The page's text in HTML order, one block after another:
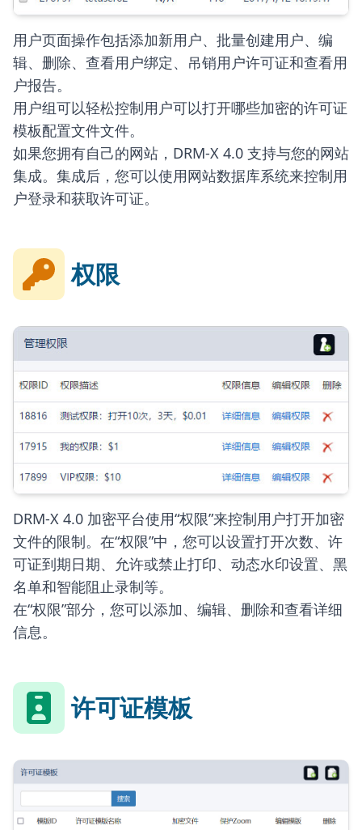
用户页面操作包括添加新用户、批量创建用户、编
辑、删除、查看用户绑定、吊销用户许可证和查看用
户报告。
用户组可以轻松控制用户可以打开哪些加密的许可证
模板配置文件文件。
如果您拥有自己的网站，DRM-X 4.0 支持与您的网站
集成。集成后，您可以使用网站数据库系统来控制用
户登录和获取许可证。
权限
DRM-X 4.0 加密平台使用“权限”来控制用户打开加密
文件的限制。在“权限”中，您可以设置打开次数、许
可证到期日期、允许或禁止打印、动态水印设置、黑
名单和智能阻止录制等。
在“权限”部分，您可以添加、编辑、删除和查看详细
信息。
许可证模板